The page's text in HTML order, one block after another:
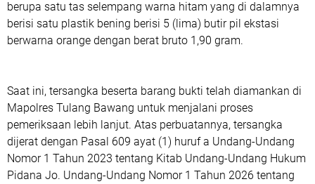
berupa satu tas selempang warna hitam yang di dalamnya
berisi satu plastik bening berisi 5 (lima) butir pil ekstasi
berwarna orange dengan berat bruto 1,90 gram.
Saat ini, tersangka beserta barang bukti telah diamankan di
Mapolres Tulang Bawang untuk menjalani proses
pemeriksaan lebih lanjut. Atas perbuatannya, tersangka
dijerat dengan Pasal 609 ayat (1) huruf a Undang-Undang
Nomor 1 Tahun 2023 tentang Kitab Undang-Undang Hukum
Pidana Jo. Undang-Undang Nomor 1 Tahun 2026 tentang